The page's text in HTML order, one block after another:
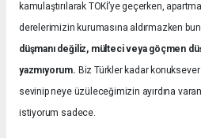
kamulaştırılarak TOKİ’ye geçerken,
derelerimizin kurumasına aldırmazken
düşmanı değiliz, mülteci veya göçmen
yazmıyorum. Biz Türkler kadar
sevinip neye üzüleceğimizin ayırdına
istiyorum sadece.